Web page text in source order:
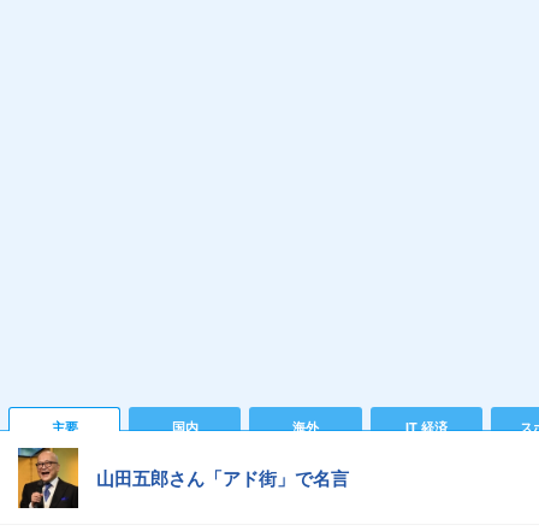
主要 国内 海外 IT 経済 ス
山田五郎さん「アド街」で名言